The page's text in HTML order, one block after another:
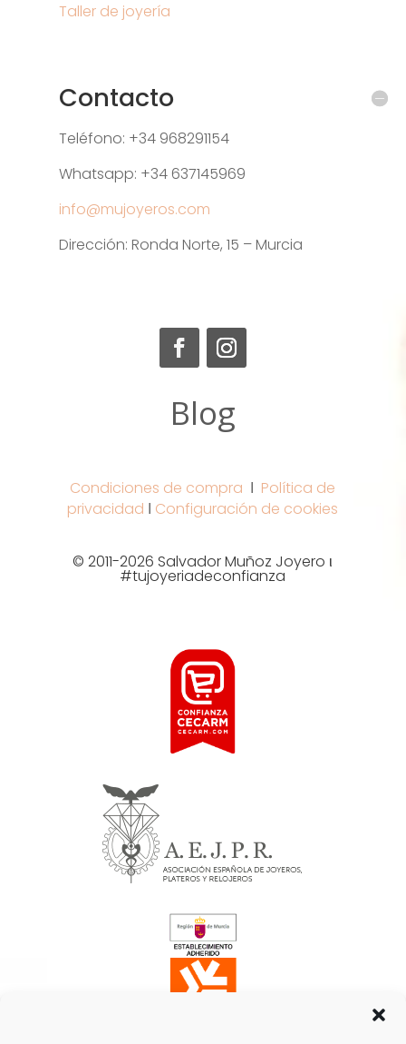
Taller de joyería
Contacto
Teléfono: +34 968291154
Whatsapp: +34 637145969
info@mujoyeros.com
Dirección: Ronda Norte, 15 – Murcia
Blog
Condiciones de compra Ι Política de
privacidad Ι Configuración de cookies
© 2011-2026 Salvador Muñoz Joyero ι
#tujoyeriadeconfianza